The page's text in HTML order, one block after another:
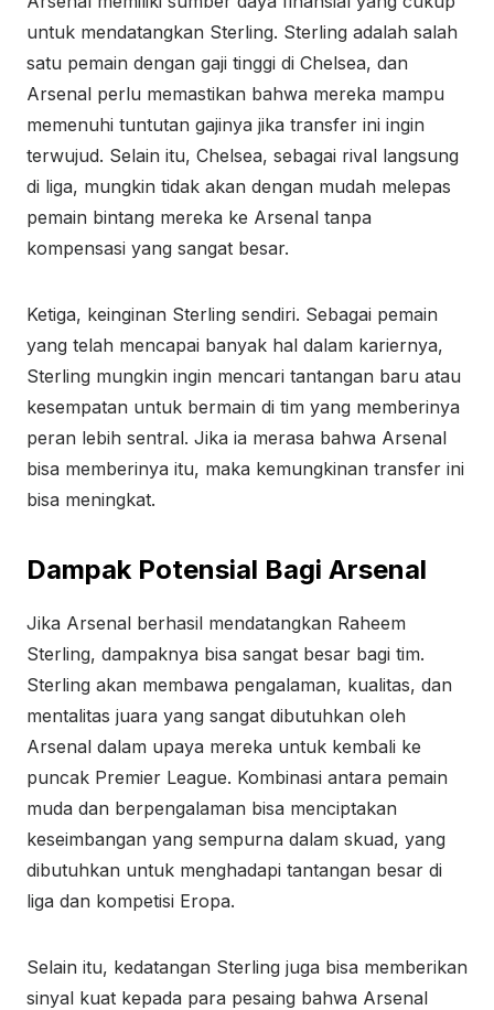
untuk mendatangkan Sterling. Sterling adalah salah
satu pemain dengan gaji tinggi di Chelsea, dan
Arsenal perlu memastikan bahwa mereka mampu
memenuhi tuntutan gajinya jika transfer ini ingin
terwujud. Selain itu, Chelsea, sebagai rival langsung
di liga, mungkin tidak akan dengan mudah melepas
pemain bintang mereka ke Arsenal tanpa
kompensasi yang sangat besar.
Ketiga, keinginan Sterling sendiri. Sebagai pemain
yang telah mencapai banyak hal dalam kariernya,
Sterling mungkin ingin mencari tantangan baru atau
kesempatan untuk bermain di tim yang memberinya
peran lebih sentral. Jika ia merasa bahwa Arsenal
bisa memberinya itu, maka kemungkinan transfer ini
bisa meningkat.
Dampak Potensial Bagi Arsenal
Jika Arsenal berhasil mendatangkan Raheem
Sterling, dampaknya bisa sangat besar bagi tim.
Sterling akan membawa pengalaman, kualitas, dan
mentalitas juara yang sangat dibutuhkan oleh
Arsenal dalam upaya mereka untuk kembali ke
puncak Premier League. Kombinasi antara pemain
muda dan berpengalaman bisa menciptakan
keseimbangan yang sempurna dalam skuad, yang
dibutuhkan untuk menghadapi tantangan besar di
liga dan kompetisi Eropa.
Selain itu, kedatangan Sterling juga bisa memberikan
sinyal kuat kepada para pesaing bahwa Arsenal